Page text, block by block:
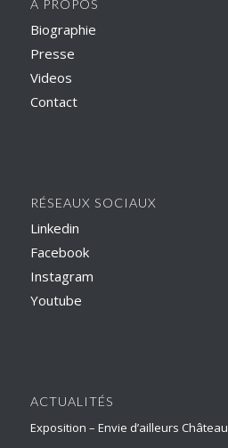
À PROPOS
Biographie
Presse
Videos
Contact
RÉSEAUX SOCIAUX
Linkedin
Facebook
Instagram
Youtube
ACTUALITÉS
Exposition – Envie d’ailleurs